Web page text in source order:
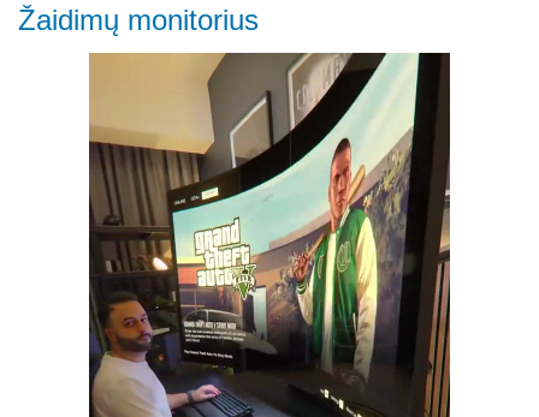
Žaidimų monitorius